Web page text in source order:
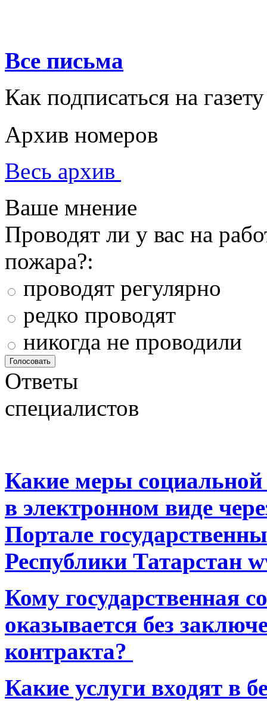
Все письма
Как подписаться на газету
Архив номеров
Весь архив
Ваше мнение
Проводят ли у вас на
пожара?:
проводят регулярно
редко проводят
никогда не проводили
Ответы
специалистов
Какие меры
в электронном виде
Портале
Республики Татарстан
Кому государственная
оказывается без
контракта?
Какие услуги входят в